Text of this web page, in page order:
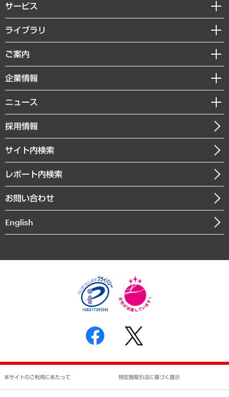
サービス
経営戦略
組織・人事戦略
デジタルイノベーション
共生・ダイバーシティ
GRC（ガバナンス・リスク・コンプライアンス）・防災（政策）
経済・産業・雇用・労働
まちづくり・観光・交通・スポーツ・スマートシティ
自然資源・農林水産業・食料システム
ライブラリ
経済調査
レポート
コラム
経営用語集
受託・受注実績（官公庁関連）
メディア掲載・出演
ご案内
セミナー・イベント情報
MUFGビジネスセミナー
受託案件情報
企業情報
私たちの想い
社長メッセージ
会社概要
沿革
組織図・本部部室紹介
インドネシア現地法人
個人情報保護方針
反社会的勢力に対する基本方針
書面による個人情報の開示等の請求の手続きについて
ニュース
ニュースリリース
お知らせ
採用情報
サイト内検索
レポート内検索
お問い合わせ
English
本サイトのご利用にあたって 特定商取引法に基づく提示